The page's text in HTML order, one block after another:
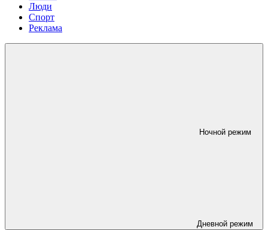
Люди
Спорт
Реклама
Ночной режим
Дневной режим